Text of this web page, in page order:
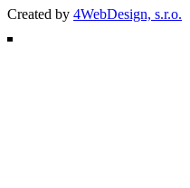
Created by 4WebDesign, s.r.o.